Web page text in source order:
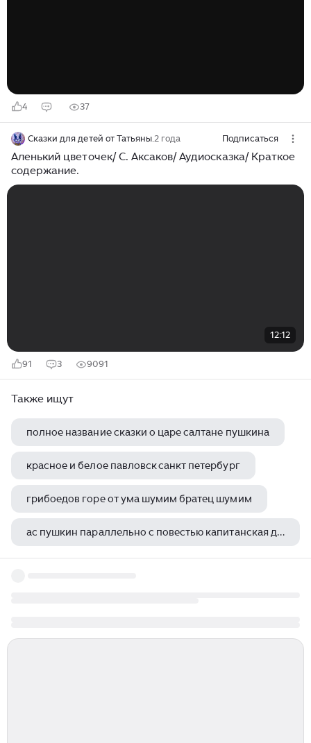
4 37
Сказки для детей от Татьяны.2 года Подписаться
Аленький цветочек/ С. Аксаков/ Аудиосказка/ Краткое
содержание.
12:12
91 3 9091
Также ищут
полное название сказки о царе салтане пушкина
красное и белое павловск санкт петербург
грибоедов горе от ума шумим братец шумим
ас пушкин параллельно с повестью капитанская дочка писал исследование